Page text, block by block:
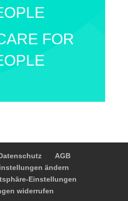
FOR
AGB
ändern
Einstellungen
widerrufen